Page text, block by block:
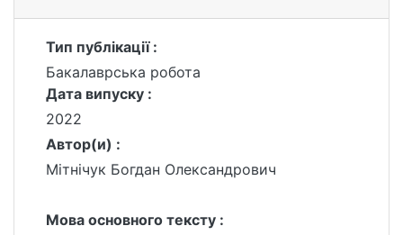
Тип публікації :
Бакалаврська робота
Дата випуску :
2022
Автор(и) :
Мітнічук Богдан Олександрович
Мова основного тексту :